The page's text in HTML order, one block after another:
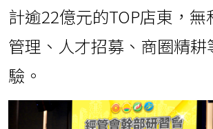
計逾22億元的TOP店東，無
管理、人才招募、商圈精耕
驗。